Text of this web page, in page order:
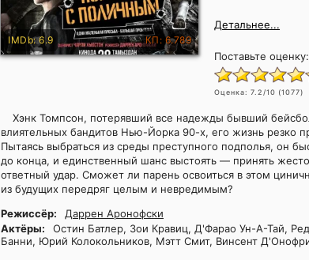
IMDb: 6.9 КП: 6.789
Детальнее...
Поставьте оценку:
Оценка: 7.2/10 (1077)
Хэнк Томпсон, потерявший все надежды бывший
влиятельных бандитов Нью-Йорка 90-х, его жизнь резко
Пытаясь выбраться из среды преступного подполья, он
до конца, и единственный шанс выстоять — принять
ответный удар. Сможет ли парень освоиться в этом
из будущих передряг целым и невредимым?
Режиссёр:
Даррен Аронофски
Актёры:
Остин Батлер, Зои Кравиц, Д'Фарао Ун-А-Тай,
Банни, Юрий Колокольников, Мэтт Смит, Винсент